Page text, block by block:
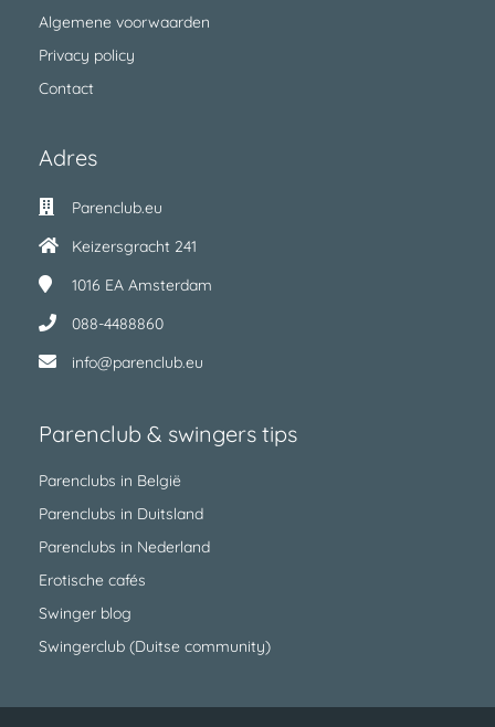
Algemene voorwaarden
Privacy policy
Contact
Adres
Parenclub.eu
Keizersgracht 241
1016 EA Amsterdam
088-4488860
info@parenclub.eu
Parenclub & swingers tips
Parenclubs in België
Parenclubs in Duitsland
Parenclubs in Nederland
Erotische cafés
Swinger blog
Swingerclub (Duitse community)